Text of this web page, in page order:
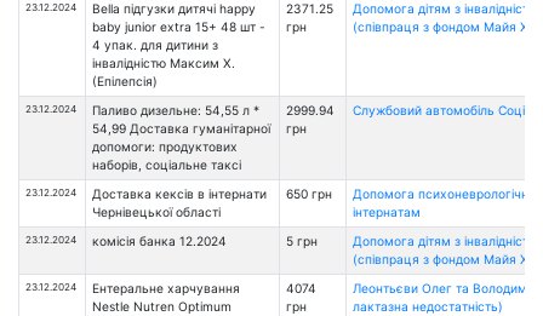
23.12.2024
Bella підгузки дитячі happy
baby junior extra 15+ 48 шт -
4 упак. для дитини з
інвалідністю Максим Х.
(Епілепсія)
2371.25
грн
Допомога дітям з інвалідністю
(співпраця з фондом Майя
23.12.2024
Паливо дизельне: 54,55 л *
54,99 Доставка гуманітарної
допомоги: продуктових
наборів, соціальне таксі
2999.94
грн
Службовий автомобіль
23.12.2024
Доставка кексів в інтернати
Чернівецької області
650 грн
Допомога
інтернатам
23.12.2024 комісія банка 12.2024 5 грн
Допомога дітям з інвалідністю
(співпраця з фондом Майя
23.12.2024
Ентеральне харчування
Nestle Nutren Optimum
4074
грн
Леонтьєви Олег та
лактазна недостатність)